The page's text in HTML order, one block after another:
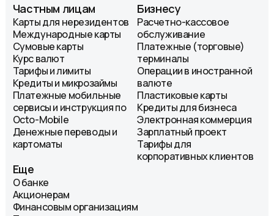
Частным лицам
Карты для нерезидентов
Международные карты
Сумовые карты
Курс валют
Тарифы и лимиты
Кредиты и микрозаймы
Платежные мобильные
сервисы и инструкция по
Octo-Mobile
Денежные переводы и
картоматы
Бизнесу
Расчетно-кассовое
обслуживание
Платежные (торговые)
терминалы
Операции в иностранной
валюте
Пластиковые карты
Кредиты для бизнеса
Электронная коммерция
Зарплатный проект
Тарифы для
корпоративных клиентов
Еще
О банке
Акционерам
Финансовым организациям